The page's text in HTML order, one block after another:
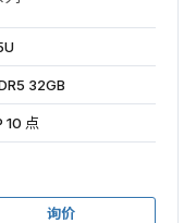
32GB
10 点
询价